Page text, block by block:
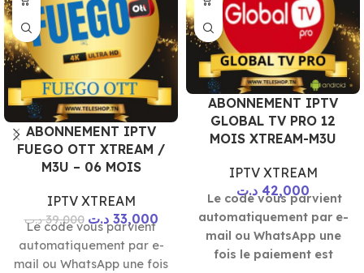
ABONNEMENT IPTV
FUEGO OTT XTREAM /
M3U – 06 MOIS
IPTV XTREAM
39,000 د.ت 33,000 د.ت
Le code vous parvient
automatiquement par e-
mail ou WhatsApp une fois
ABONNEMENT IPTV
GLOBAL TV PRO 12
MOIS XTREAM-M3U
IPTV XTREAM
42,000 د.ت
Le code vous parvient
automatiquement par e-
mail ou WhatsApp une
fois le paiement est